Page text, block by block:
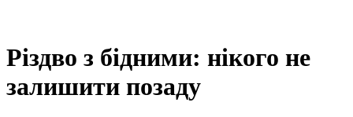
Різдво з бідними: нікого не
залишити позаду